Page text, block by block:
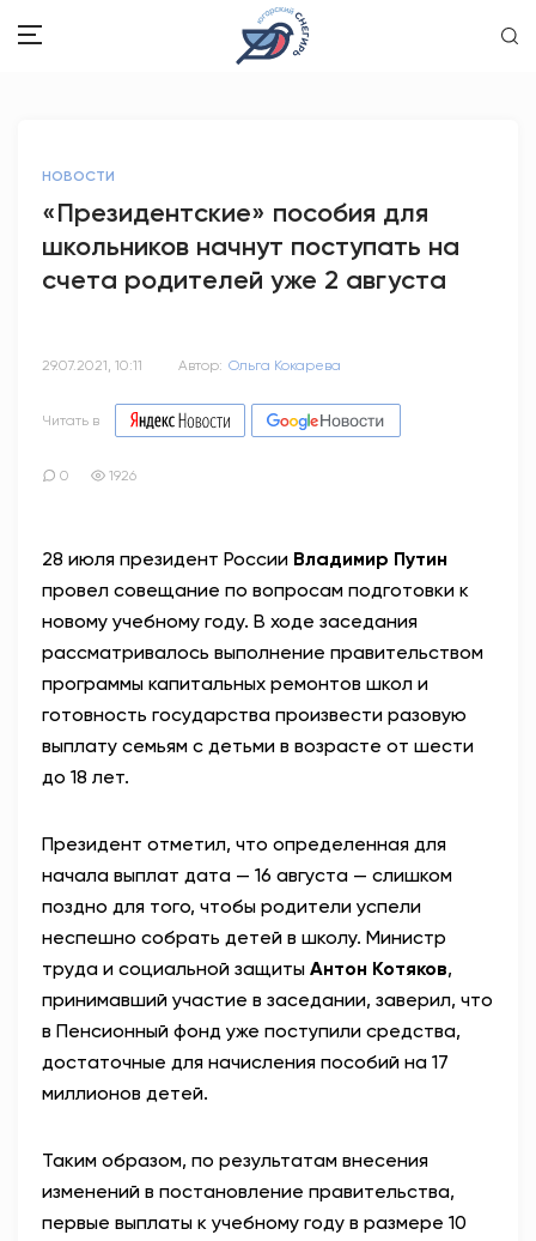
ОБРАЗОВАНИЕ
ПСИХОЛОГИЯ
КУЛЬТУРА
СПОРТ
АНТИТЕРРОР
НОВОСТИ
ОФИЦИАЛЬНО
Вход / Регистрация
НОВОСТИ
«Президентские» пособия для
школьников начнут поступать на
счета родителей уже 2 августа
29.07.2021, 10:11 Автор: Ольга Кокарева
Читать в
0 1926
28 июля президент России Владимир Путин
провел совещание по вопросам подготовки к
новому учебному году. В ходе заседания
рассматривалось выполнение правительством
программы капитальных ремонтов школ и
готовность государства произвести разовую
выплату семьям с детьми в возрасте от шести
до 18 лет.
Президент отметил, что определенная для
начала выплат дата — 16 августа — слишком
поздно для того, чтобы родители успели
неспешно собрать детей в школу. Министр
труда и социальной защиты Антон Котяков,
принимавший участие в заседании, заверил, что
в Пенсионный фонд уже поступили средства,
достаточные для начисления пособий на 17
миллионов детей.
Таким образом, по результатам внесения
изменений в постановление правительства,
первые выплаты к учебному году в размере 10